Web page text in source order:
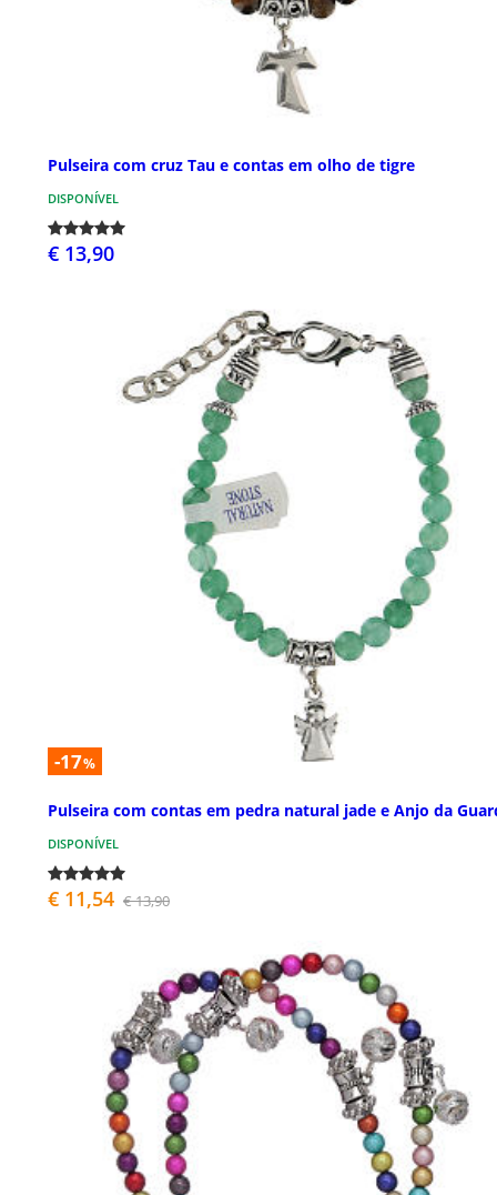
Pulseira com cruz Tau e contas em olho de tigre
DISPONÍVEL
€ 13,90
-17%
Pulseira com contas em pedra natural jade e Anjo da
DISPONÍVEL
€ 11,54 € 13,90